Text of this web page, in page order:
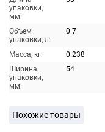
упаковки,
мм:
Объем
упаковки, л:
0.7
Масса, кг:
0.238
Ширина
упаковки,
мм:
54
Похожие товары